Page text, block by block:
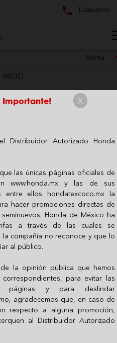
Llámanos
Menú
INICIO
MN
x
Importante!
Distribuidor Autorizado Honda
las únicas páginas oficiales de
www.honda.mx y las de sus
entre ellos hondatexcoco.mx la
hacer promociones directas de
Honda de México ha
a través de las cuales se
compañía no reconoce y que lo
al público.
la opinión pública que hemos
para evitar las
páginas y para deslindar
agradecemos que, en caso de
respecto a alguna promoción,
al Distribuidor Autorizado